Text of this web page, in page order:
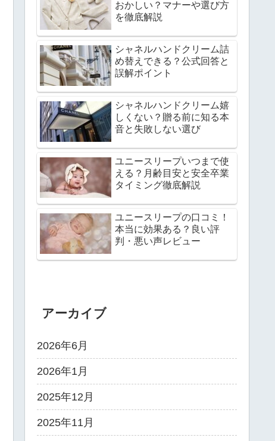
おかしい？マナーや選び方
を徹底解説
シャネルハンドクリーム詰
め替えできる？公式回答と
誤解ポイント
シャネルハンドクリーム嬉
しくない？贈る前に知る本
音と失敗しない選び
ユニースリープいつまで使
える？月齢目安と安全卒業
タイミング徹底解説
ユニースリープの口コミ！
本当に効果ある？良い評
判・悪い声レビュー
アーカイブ
2026年6月
2026年1月
2025年12月
2025年11月